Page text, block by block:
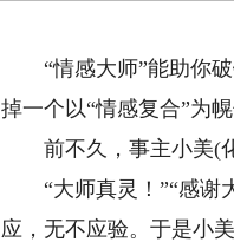
“情感大师”能助你破
掉一个以“情感复合”为
前不久，事主小美(化
“大师真灵！”“感谢大
应，无不应验。于是小